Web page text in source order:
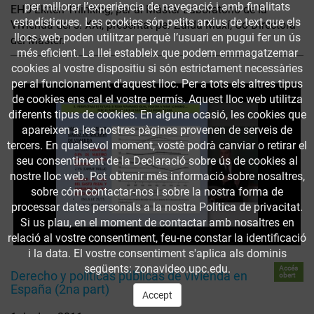
EHU Ekiten Thinking, per al Máster Laboratorio de la
Vivienda del s. XXI, presentat per Zaida Muxí, Co-Directora
del Màster.
Derecho y políticas públicas de vivienda en
España (2na part)
Accés
obert
per millorar l’experiència de navegació i amb finalitats
estadístiques. Les cookies són petits arxius de text que els
llocs web poden utilitzar perquè l’usuari en pugui fer un ús
més eficient. La llei estableix que podem emmagatzemar
cookies al vostre dispositiu si són estrictament necessàries
per al funcionament d'aquest lloc. Per a tots els altres tipus
de cookies ens cal el vostre permís. Aquest lloc web utilitza
diferents tipus de cookies. En alguna ocasió, les cookies que
apareixen a les nostres pàgines provenen de serveis de
tercers. En qualsevol moment, vostè podrà canviar o retirar el
seu consentiment de la Declaració sobre ús de cookies al
nostre lloc web. Pot obtenir més informació sobre nosaltres,
sobre cóm contactar-nos i sobre la nostra forma de
processar dates personals a la nostra Política de privacitat.
Si us plau, en el moment de contactar amb nosaltres en
relació al vostre consentiment, feu-ne constar la identificació
i la data. El vostre consentiment s'aplica als dominis
següents: zonavideo.upc.edu.
Accept